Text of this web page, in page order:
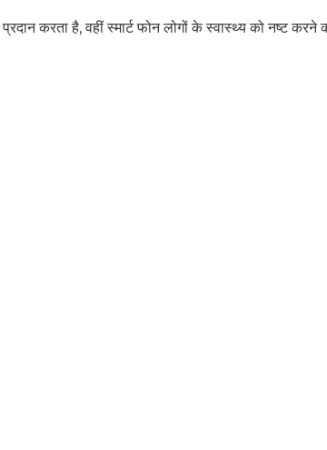
करता है, वहीं स्मार्ट फोन लोगों के स्वास्थ्य को नष्ट करने